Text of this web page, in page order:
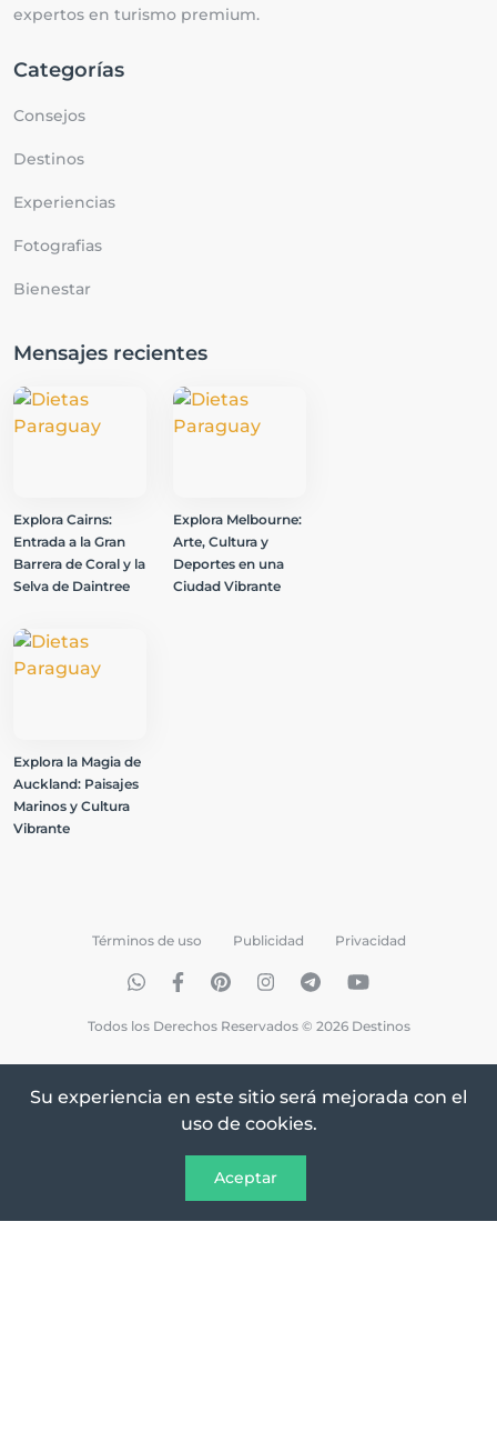
expertos en turismo premium.
Categorías
Consejos
Destinos
Experiencias
Fotografias
Bienestar
Mensajes recientes
Explora Cairns:
Entrada a la Gran
Barrera de Coral y la
Selva de Daintree
Explora Melbourne:
Arte, Cultura y
Deportes en una
Ciudad Vibrante
Explora la Magia de
Auckland: Paisajes
Marinos y Cultura
Vibrante
Todos los Derechos Reservados © 2026 Destinos
Términos de uso Publicidad Privacidad
Su experiencia en este sitio será mejorada con el
uso de cookies.
Aceptar